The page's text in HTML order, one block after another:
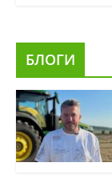
БЛОГИ